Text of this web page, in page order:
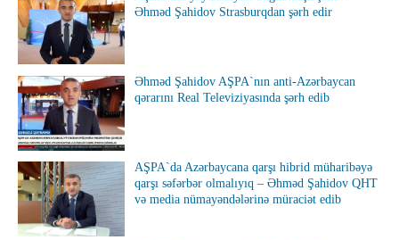
Əhməd Şahidov Strasburqdan şərh edir
Əhməd Şahidov AŞPA`nın anti-Azərbaycan
qərarını Real Televiziyasında şərh edib
AŞPA`da Azərbaycana qarşı hibrid müharibəyə
qarşı səfərbər olmalıyıq – Əhməd Şahidov QHT
və media nümayəndələrinə müraciət edib